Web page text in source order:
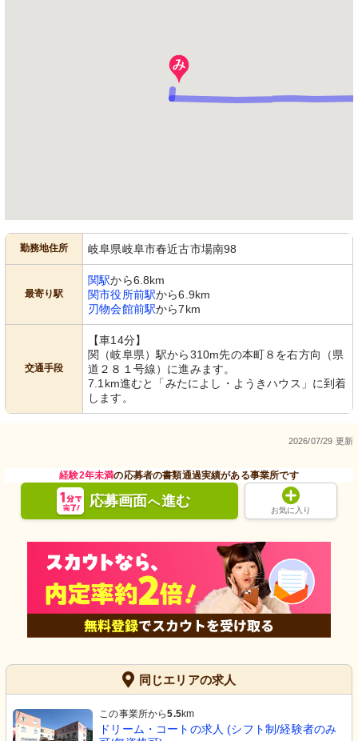
機械浴室
清潔感のある広々とした浴室で、安全
に考慮された設計です。
居室
ゆったりとした空間で自由にレイアウ
ト可能です。窓からは柔らかな自然光
清潔感溢れる廊下は、落ち着いた色調
で統一されています。温かみのある照
明が心地よい空間を作り出していま
す。
機械浴室
快適な入浴をサポートする設備が整っ
ており、清潔感が感じられます。
居室
清潔感溢れる広々とした空間が自分の
スタイルで彩れます。安らぎの個室で
玄関
木のぬくもり溢れる清潔な待合空間。
くつろぎのひと時を提供しています。
勤務地住所 岐阜県岐阜市春近古市場南98
最寄り駅
関駅から6.8km
関市役所前駅から6.9km
刃物会館前駅から7km
交通手段
【車14分】
関（岐阜県）駅から310m先の本町８を右方向（県
道２８１号線）に進みます。
7.1km進むと「みたによし・ようきハウス」に到着
します。
2026/07/29 更新
経験2年未満の応募者の書類通過実績がある事業所です
応募画面へ進む
お気に入り
同じエリアの求人
この事業所から5.5km
ドリーム・コートの求人 (シフト制/経験者のみ